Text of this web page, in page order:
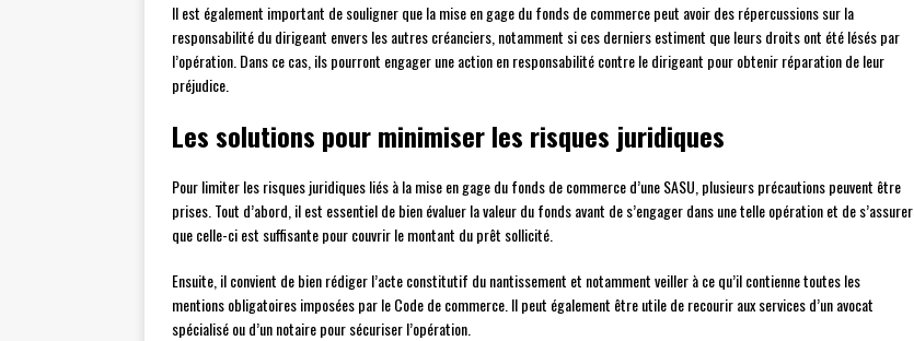
Il est également important de souligner que la mise en gage du fonds de commerce peut avoir des répercussions sur la
responsabilité du dirigeant envers les autres créanciers, notamment si ces derniers estiment que leurs droits ont été lésés par
l’opération. Dans ce cas, ils pourront engager une action en responsabilité contre le dirigeant pour obtenir réparation de leur
préjudice.
Les solutions pour minimiser les risques juridiques
Pour limiter les risques juridiques liés à la mise en gage du fonds de commerce d’une SASU, plusieurs précautions peuvent être
prises. Tout d’abord, il est essentiel de bien évaluer la valeur du fonds avant de s’engager dans une telle opération et de s’assurer
que celle-ci est suffisante pour couvrir le montant du prêt sollicité.
Ensuite, il convient de bien rédiger l’acte constitutif du nantissement et notamment veiller à ce qu’il contienne toutes les
mentions obligatoires imposées par le Code de commerce. Il peut également être utile de recourir aux services d’un avocat
spécialisé ou d’un notaire pour sécuriser l’opération.